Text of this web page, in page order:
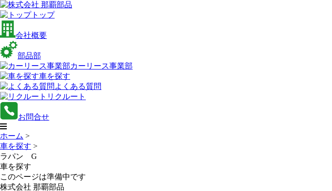
トップ
会社概要
部品部
カーリース事業部
車を探す
よくある質問
リクルート
お問合せ
ホーム >
車を探す >
ラパン G
車を探す
このページは準備中です
株式会社 那覇部品